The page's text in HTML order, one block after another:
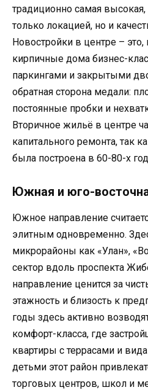
традиционно самая высокая,
только локацией, но и
Новостройки в центре –
кирпичные дома бизнес-
паркингами и закрытыми
обратная сторона медали:
постоянные пробки и
Вторичное жильё в центре
капитального ремонта, так
была построена в 60-80-х
Южная и юго-
Южное направление
элитным одновременно.
микрорайоны как «Улан»,
сектор вдоль проспекта
направление ценится за
этажность и близость к
годы здесь активно
комфорт-класса, где
квартиры с террасами и
детьми этот район
торговых центров, школ и